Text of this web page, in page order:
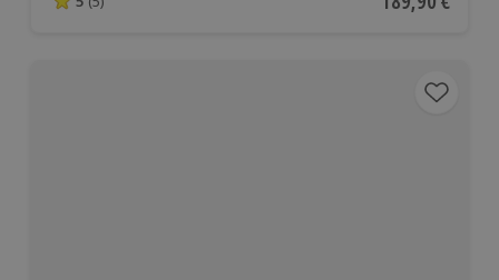
5 von 5 Sternen basierend auf 5 Bewertungen